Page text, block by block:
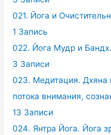
021. Йога и
1 Запись
022. Йога Мудр и
3 Записи
023. Медитация. Дхяна
потока внимания,
13 Записи
024. Янтра Йога. Йога